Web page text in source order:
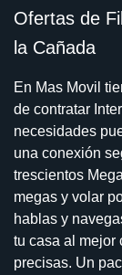
Ofertas de
la Cañada
En Mas Movil
de contratar
necesidades
una conexión
trescientos
megas y volar
hablas y
tu casa al mejor
precisas. Un